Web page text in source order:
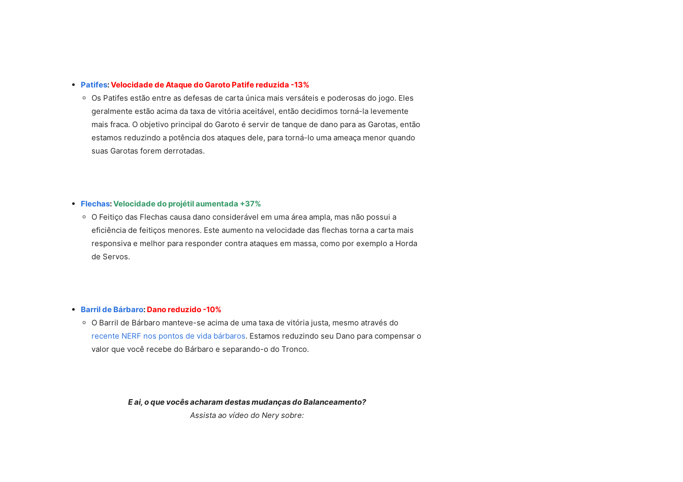
Patifes:Velocidade de Ataque do Garoto Patife reduzida -13%
Os Patifes estão entre as defesas de carta única mais versáteis e poderosas do jogo. Eles
geralmente estão acima da taxa de vitória aceitável, então decidimos torná-la levemente
mais fraca. O objetivo principal do Garoto é servir de tanque de dano para as Garotas, então
estamos reduzindo a potência dos ataques dele, para torná-lo uma ameaça menor quando
suas Garotas forem derrotadas.
Flechas:Velocidade do projétil aumentada +37%
O Feitiço das Flechas causa dano considerável em uma área ampla, mas não possui a
eficiência de feitiços menores. Este aumento na velocidade das flechas torna a carta mais
responsiva e melhor para responder contra ataques em massa, como por exemplo a Horda
de Servos.
Barril de Bárbaro: Dano reduzido -10%
O Barril de Bárbaro manteve-se acima de uma taxa de vitória justa, mesmo através do
recente NERF nos pontos de vida bárbaros. Estamos reduzindo seu Dano para compensar o
valor que você recebe do Bárbaro e separando-o do Tronco.
E ai, o que vocês acharam destas mudanças do Balanceamento?
Assista ao vídeo do Nery sobre: